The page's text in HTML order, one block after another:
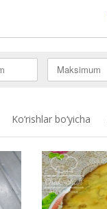
Ko‘rishlar bo‘yicha